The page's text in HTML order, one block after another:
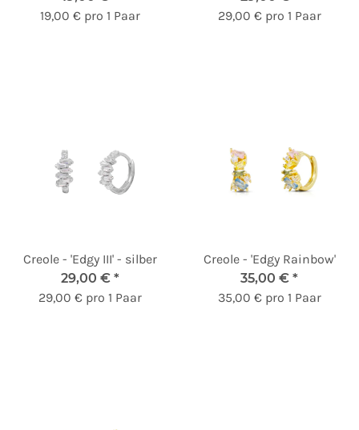
19,00 € pro 1 Paar
29,00 € pro 1 Paar
Creole - 'Edgy III' - silber
29,00 € *
29,00 € pro 1 Paar
Creole - 'Edgy Rainbow'
35,00 € *
35,00 € pro 1 Paar